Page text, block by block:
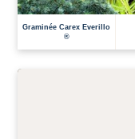
Graminée Carex Everillo
®